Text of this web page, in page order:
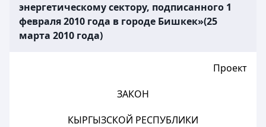
энергетическому сектору, подписанного 1
февраля 2010 года в городе Бишкек»(25
марта 2010 года)
Проект
ЗАКОН
КЫРГЫЗСКОЙ РЕСПУБЛИКИ